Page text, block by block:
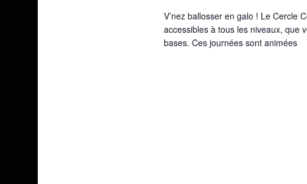
V’nez ballosser en galo ! Le Cercle
accessibles à tous les niveaux, que
bases. Ces journées sont animées